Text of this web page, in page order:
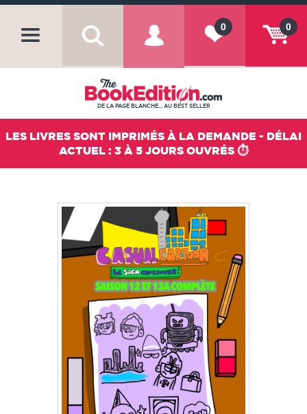
0
0
DE LA PAGE BLANCHE... AU BEST SELLER
LES LIVRES SONT IMPRIMÉS À LA DEMANDE - DÉLAI
ACTUEL : 3 À 5 JOURS OUVRÉS ⏱️